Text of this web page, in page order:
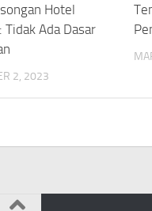
Hotel
Tidak Ada Dasar
2, 2023